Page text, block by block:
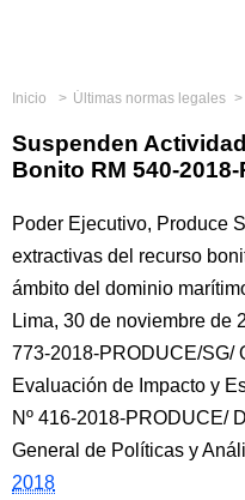
Inicio Últimas normas legales
Suspenden
Bonito RM 540-
Poder Ejecutivo, Produce
extractivas del recurso
ámbito del dominio
Lima, 30 de noviembre de
773-2018-PRODUCE/SG/
Evaluación de Impacto y
Nº 416-2018-PRODUCE/
General de Políticas y
2018